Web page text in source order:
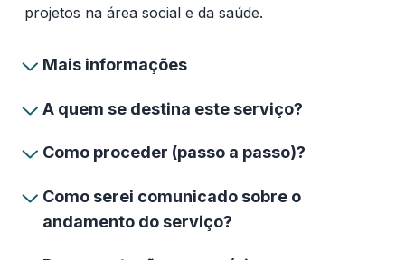
projetos na área social e da saúde.
Mais informações
A quem se destina este serviço?
Como proceder (passo a passo)?
Como serei comunicado sobre o
andamento do serviço?